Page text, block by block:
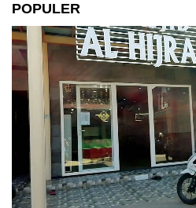
POPULER